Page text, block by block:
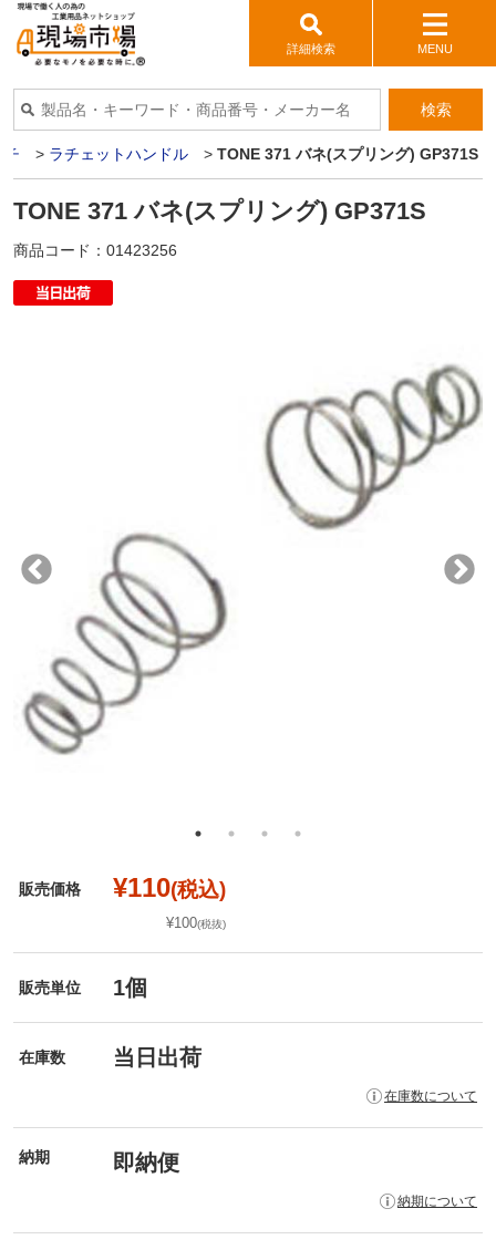
詳細検索 MENU
検索
チ > ラチェットハンドル > TONE 371 バネ(スプリング) GP371S
TONE 371 バネ(スプリング) GP371S
商品コード： 01423256
販売価格 ¥110(税込)
¥100(税抜)
販売単位 1個
在庫数 当日出荷
在庫数について
納期 即納便
納期について